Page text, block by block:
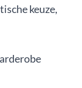
keuze,